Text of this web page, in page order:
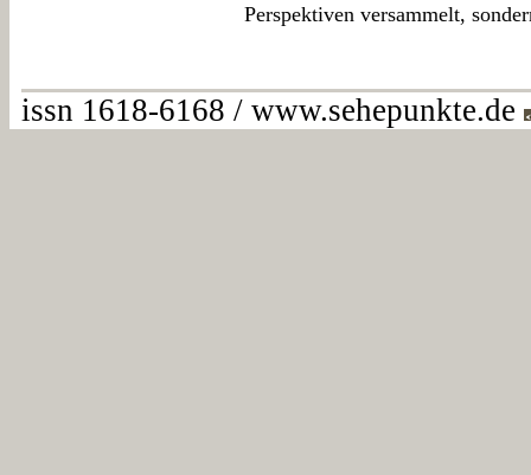
Perspektiven versammelt,
issn 1618-6168 / www.sehepunkte.de